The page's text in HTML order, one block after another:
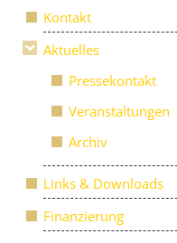
Kontakt
Aktuelles
Pressekontakt
Veranstaltungen
Archiv
Links & Downloads
Finanzierung